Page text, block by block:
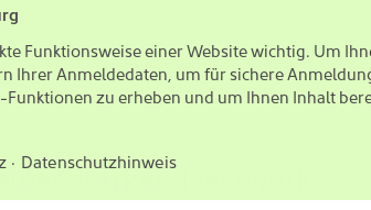
starken Netzwerks!
Funktionsweise einer Website wichtig. Um
Ihrer Anmeldedaten, um für sichere
zu erheben und um Ihnen Inhalt
Datenschutzhinweis